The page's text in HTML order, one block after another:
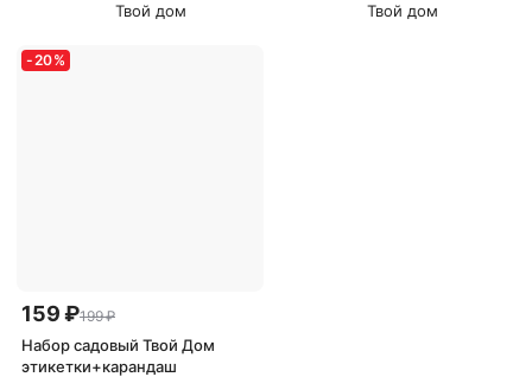
Твой дом
Твой дом
-20%
159 ₽199 ₽
Набор садовый Твой Дом
этикетки+карандаш